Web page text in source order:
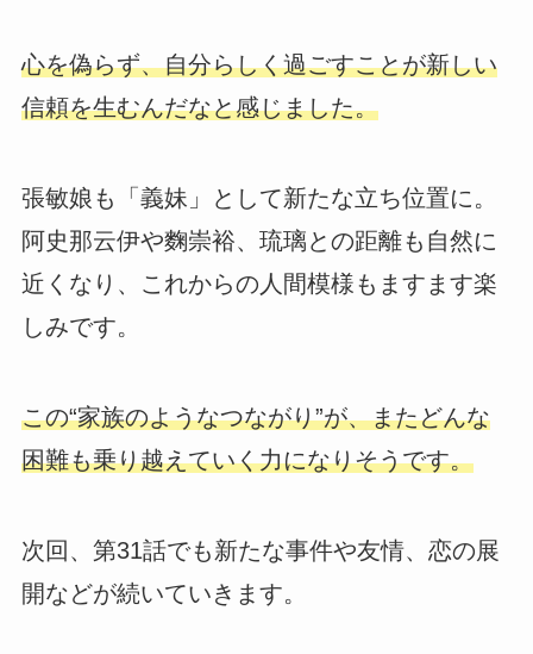
心を偽らず、自分らしく過ごすことが新しい
信頼を生むんだなと感じました。
張敏娘も「義妹」として新たな立ち位置に。
阿史那云伊や麴崇裕、琉璃との距離も自然に
近くなり、これからの人間模様もますます楽
しみです。
この“家族のようなつながり”が、またどんな
困難も乗り越えていく力になりそうです。
次回、第31話でも新たな事件や友情、恋の展
開などが続いていきます。